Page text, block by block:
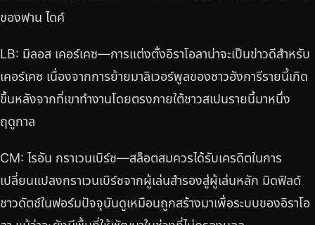
ของฟาน ไดค์
LB: มิลอส เคอร์เคซ—การแต่งตั้งอิราโอลาน่าจะเป็นข่าวดีสำหรับ
เคอร์เคซ เนื่องจากการย้ายมาลิเวอร์พูลของชาวฮังการีรายนี้เกิด
ขึ้นหลังจากที่เขาทำงานโดยตรงภายใต้ชาวสเปนรายนี้มาหนึ่ง
ฤดูกาล
CM: ไรอัน กราเวนเบิร์ช—สล็อตสมควรได้รับเครดิตในการ
เปลี่ยนแปลงกราเวนเบิร์ชจากผู้เล่นสำรองสู่ผู้เล่นหลัก มิดฟิลด์
ชาวดัตช์ในฟอร์มปัจจุบันดูเหมือนถูกสร้างมาเพื่อระบบของอิราโอ